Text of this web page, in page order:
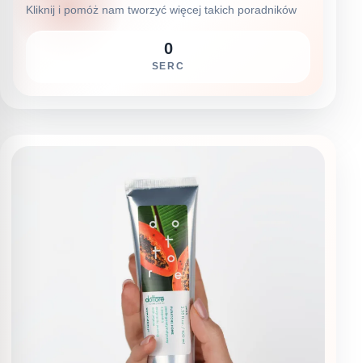
Kliknij i pomóż nam tworzyć więcej takich poradników
0
SERC